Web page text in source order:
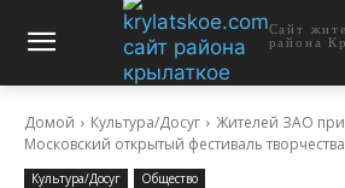
Сайт
района
Домой Культура/Досуг
Жителей ЗАО
Московский открытый фестиваль творчества
Культура/Досуг Общество